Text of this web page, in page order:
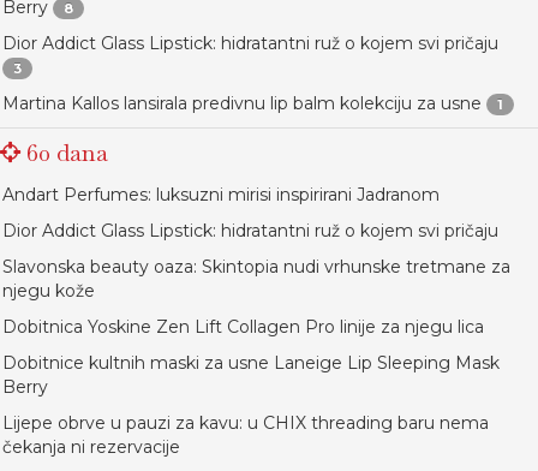
Berry
8
Dior Addict Glass Lipstick: hidratantni ruž o kojem svi pričaju
3
Martina Kallos lansirala predivnu lip balm kolekciju za usne 1
60 dana
Andart Perfumes: luksuzni mirisi inspirirani Jadranom
Dior Addict Glass Lipstick: hidratantni ruž o kojem svi pričaju
Slavonska beauty oaza: Skintopia nudi vrhunske tretmane za
njegu kože
Dobitnica Yoskine Zen Lift Collagen Pro linije za njegu lica
Dobitnice kultnih maski za usne Laneige Lip Sleeping Mask
Berry
Lijepe obrve u pauzi za kavu: u CHIX threading baru nema
čekanja ni rezervacije